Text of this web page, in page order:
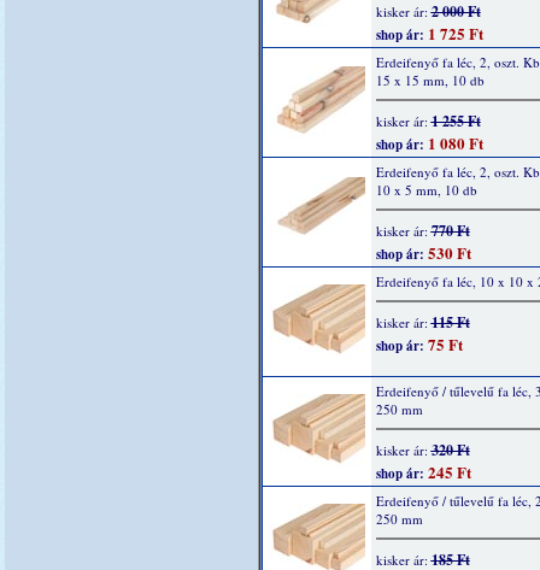
kisker ár:2 000 Ft
shop ár: 1 725 Ft
Erdeifenyő fa léc, 2, oszt.
15 x 15 mm, 10 db
kisker ár:1 255 Ft
shop ár: 1 080 Ft
Erdeifenyő fa léc, 2, oszt.
10 x 5 mm, 10 db
kisker ár:770 Ft
shop ár: 530 Ft
Erdeifenyő fa léc, 10 x 10 x
kisker ár:115 Ft
shop ár: 75 Ft
Erdeifenyő / tűlevelű fa léc,
250 mm
kisker ár:320 Ft
shop ár: 245 Ft
Erdeifenyő / tűlevelű fa léc,
250 mm
kisker ár:185 Ft